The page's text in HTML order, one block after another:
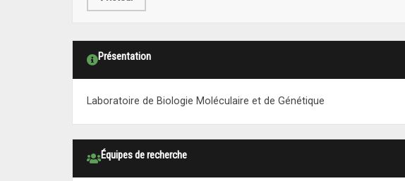
Présentation
Laboratoire de Biologie Moléculaire et de Génétique
Équipes de recherche